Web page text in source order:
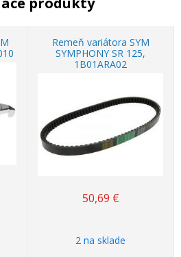
Remeň variátora SYM
SYMPHONY SR 125,
1B01ARA02
50,69 €
2 na sklade